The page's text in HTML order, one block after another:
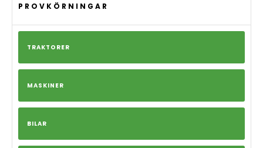
PROVKÖRNINGAR
TRAKTORER
MASKINER
BILAR